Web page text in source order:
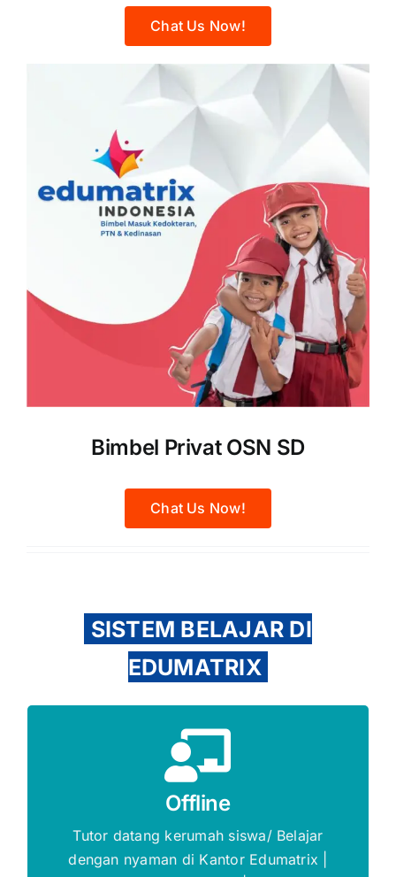
Chat Us Now!
Bimbel Privat OSN SD
Chat Us Now!
SISTEM BELAJAR DI
EDUMATRIX
Offline
Tutor datang kerumah siswa/ Belajar
dengan nyaman di Kantor Edumatrix |
Promo s.d 5%
Gratis Biaya Pendaftaran
DAFTAR SEKARANG